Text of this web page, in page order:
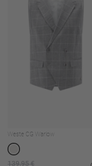
Weste CG Warlow
139,95 €